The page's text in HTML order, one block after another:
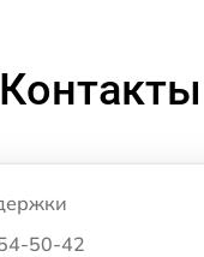
Контакты
50-42